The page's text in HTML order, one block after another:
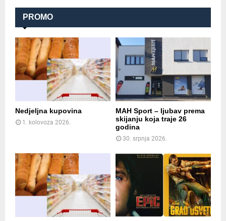
PROMO
Nedjeljna kupovina
1. kolovoza 2026.
MAH Sport – ljubav prema
skijanju koja traje 26
godina
30. srpnja 2026.